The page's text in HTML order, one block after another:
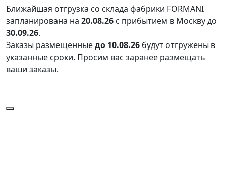
Ближайшая отгрузка со склада фабрики FORMANI
запланирована на 20.08.26 с прибытием в Москву до
30.09.26.
Заказы размещенныедо 10.08.26 будут отгружены в
указанные сроки. Просим вас заранее размещать
ваши заказы.